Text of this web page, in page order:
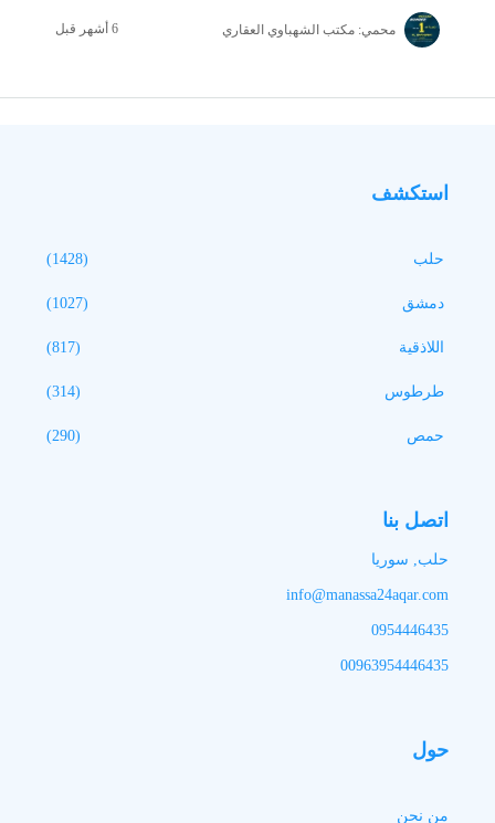
محمي: مكتب الشهباوي العقاري
استكشف
حلب (1428)
دمشق (1027)
اللاذقية (817)
طرطوس (314)
حمص (290)
اتصل بنا
حلب, سوريا
info@manassa24aqar.com
0954446435
00963954446435
حول
من نحن